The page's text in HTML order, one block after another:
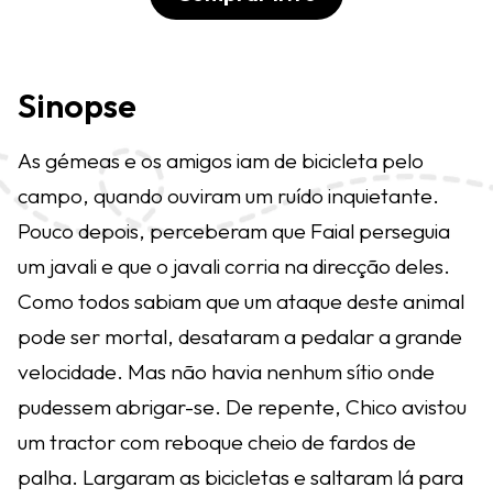
Sinopse
As gémeas e os amigos iam de bicicleta pelo
campo, quando ouviram um ruído inquietante.
Pouco depois, perceberam que Faial perseguia
um javali e que o javali corria na direcção deles.
Como todos sabiam que um ataque deste animal
pode ser mortal, desataram a pedalar a grande
velocidade. Mas não havia nenhum sítio onde
pudessem abrigar-se. De repente, Chico avistou
um tractor com reboque cheio de fardos de
palha. Largaram as bicicletas e saltaram lá para